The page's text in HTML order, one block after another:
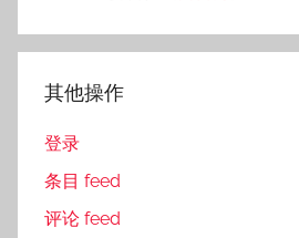
其他操作
登录
条目 feed
评论 feed